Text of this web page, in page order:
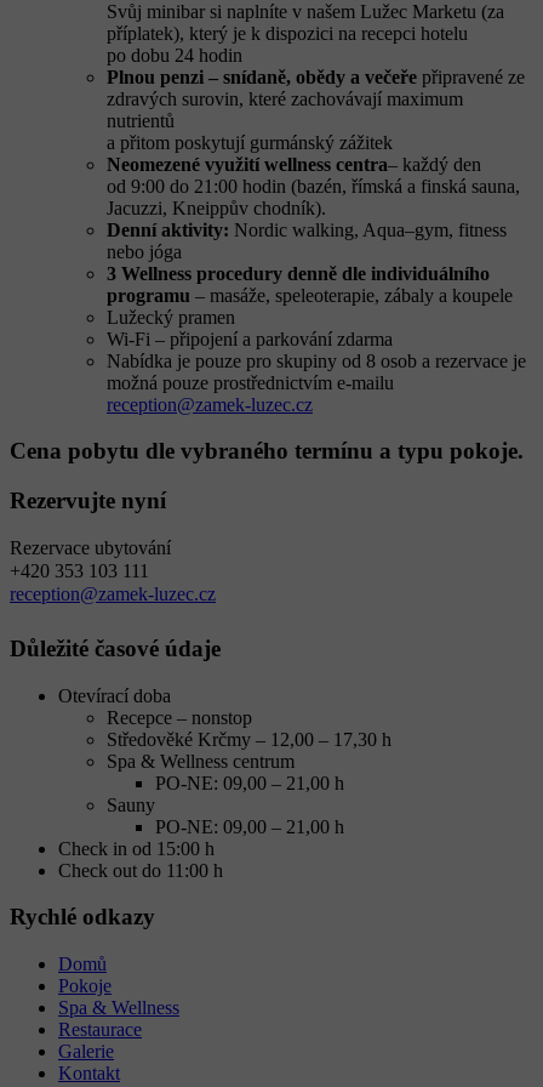
Svůj minibar si naplníte v našem Lužec Marketu (za
příplatek), který je k dispozici na recepci hotelu
po dobu 24 hodin
Plnou penzi – snídaně, obědy a večeře připravené ze
zdravých surovin, které zachovávají maximum
nutrientů
a přitom poskytují gurmánský zážitek
Neomezené využití wellness centra– každý den
od 9:00 do 21:00 hodin (bazén, římská a finská sauna,
Jacuzzi, Kneippův chodník).
Denní aktivity: Nordic walking, Aqua–gym, fitness
nebo jóga
3 Wellness procedury denně dle individuálního
programu – masáže, speleoterapie, zábaly a koupele
Lužecký pramen
Wi-Fi – připojení a parkování zdarma
Nabídka je pouze pro skupiny od 8 osob a rezervace je
možná pouze prostřednictvím e-mailu
reception@zamek-luzec.cz
Cena pobytu dle vybraného termínu a typu pokoje.
Rezervujte nyní
Rezervace ubytování
+420 353 103 111
reception@zamek-luzec.cz
Důležité časové údaje
Otevírací doba
Recepce – nonstop
Středověké Krčmy – 12,00 – 17,30 h
Spa & Wellness centrum
PO-NE: 09,00 – 21,00 h
Sauny
PO-NE: 09,00 – 21,00 h
Check in od 15:00 h
Check out do 11:00 h
Rychlé odkazy
Domů
Pokoje
Spa & Wellness
Restaurace
Galerie
Kontakt